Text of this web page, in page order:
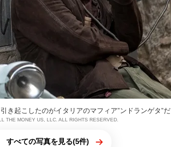
き起こしたのがイタリアのマフィア”ンドランゲタ”だ
THE MONEY US, LLC. ALL RIGHTS RESERVED.
すべての写真を見る(5件)